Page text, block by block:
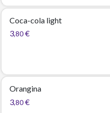
Coca-cola light
3,80 €
Orangina
3,80 €